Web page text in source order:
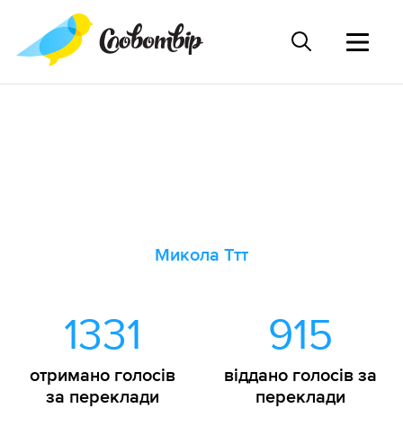
Микола Ттт
1331
отримано голосів
за переклади
915
віддано голосів за
переклади